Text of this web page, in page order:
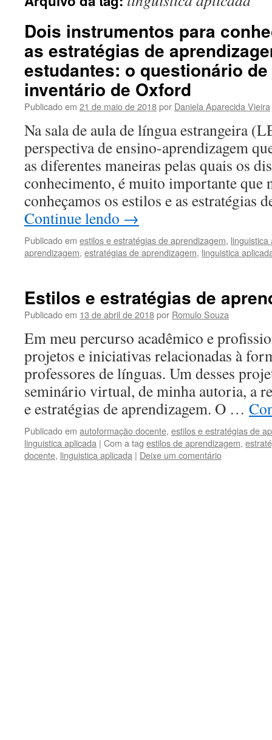
conteúdo
Dois instrumentos para
as estratégias de
estudantes: o questionário
inventário de Oxford
Publicado em 21 de maio de 2018por Daniela Aparecida Vieira
Na sala de aula de língua estrangeira
perspectiva de ensino-aprendizagem
as diferentes maneiras pelas quais os
conhecimento, é muito importante que
conheçamos os estilos e as estratégias
Continue lendo →
Publicado em estilos e estratégias de aprendizagem, linguistica
aprendizagem, estratégias de aprendizagem, linguistica
Estilos e estratégias de
Publicado em 13 de abril de 2018por Romulo Souza
Em meu percurso acadêmico e
projetos e iniciativas relacionadas à
professores de línguas. Um desses
seminário virtual, de minha autoria, a
e estratégias de aprendizagem. O …
Publicado em autoformação docente, estilos e estratégias de
linguistica aplicada | Com a tag estilos de aprendizagem,
docente, linguistica aplicada | Deixe um comentário